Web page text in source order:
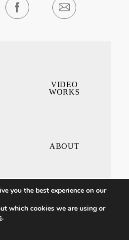
VIDEO
WORKS
ABOUT
ME
you the best experience on our
which cookies we are using or
.